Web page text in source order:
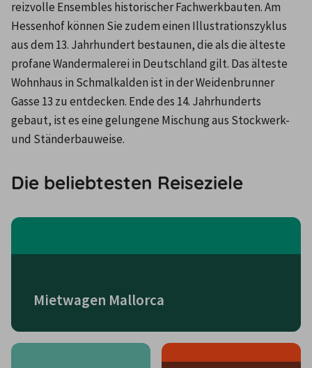
reizvolle Ensembles historischer Fachwerkbauten. Am
Hessenhof können Sie zudem einen Illustrationszyklus
aus dem 13. Jahrhundert bestaunen, die als die älteste
profane Wandermalerei in Deutschland gilt. Das älteste
Wohnhaus in Schmalkalden ist in der Weidenbrunner
Gasse 13 zu entdecken. Ende des 14. Jahrhunderts
gebaut, ist es eine gelungene Mischung aus Stockwerk-
und Ständerbauweise.
Die beliebtesten Reiseziele
Mietwagen Mallorca